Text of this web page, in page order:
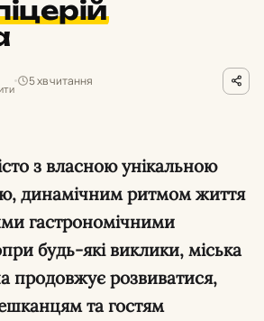
5 хв читання
з власною унікальною
динамічним ритмом життя
гастрономічними
будь-які виклики, міська
продовжує розвиватися,
та гостям